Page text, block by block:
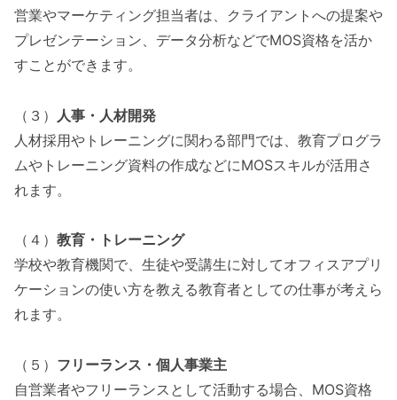
営業やマーケティング担当者は、クライアントへの提案や
プレゼンテーション、データ分析などでMOS資格を活か
すことができます。
（３）
人事・人材開発
人材採用やトレーニングに関わる部門では、教育プログラ
ムやトレーニング資料の作成などにMOSスキルが活用さ
れます。
（４） 教育・トレーニング
学校や教育機関で、生徒や受講生に対してオフィスアプリ
ケーションの使い方を教える教育者としての仕事が考えら
れます。
（５） フリーランス・個人事業主
自営業者やフリーランスとして活動する場合、MOS資格